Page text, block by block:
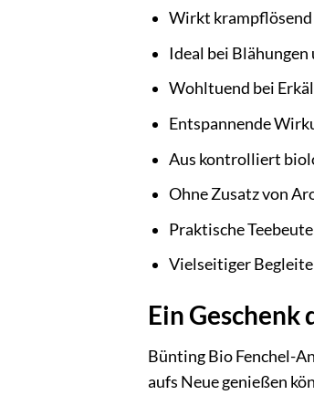
Wirkt krampflösend
Ideal bei
Wohltuend bei
Entspannende
Aus kontrolliert
Ohne Zusatz von
Praktische
Vielseitiger
Ein
Bünting Bio Fenchel-
aufs Neue genießen